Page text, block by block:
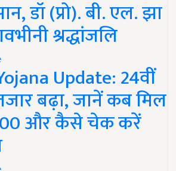
डॉ (प्रो). बी. एल. झा
श्रद्धांजलि
Update: 24वीं
बढ़ा, जानें कब मिल
और कैसे चेक करें